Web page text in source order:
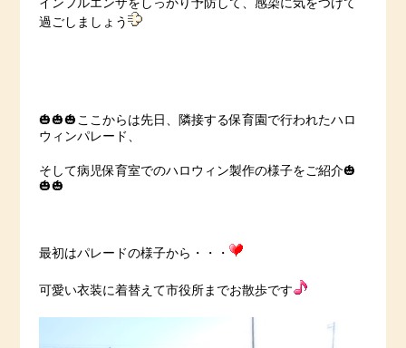
インフルエンザをしっかり予防して、感染に気をつけて
過ごしましょう
🎃🎃🎃ここからは先日、隣接する保育園で行われたハロ
ウィンパレード、
そして病児保育室でのハロウィン製作の様子をご紹介🎃
🎃🎃
最初はパレードの様子から・・・
可愛い衣装に着替えて市役所までお散歩です